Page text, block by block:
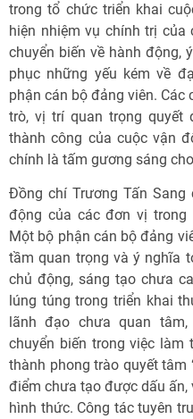
trong tổ chức triển khai
hiện nhiệm vụ chính trị
chuyển biến về hành động,
phục những yếu kém về
phận cán bộ đảng viên. Các
trò, vị trí quan trọng quyết
thành công của cuộc vận
chính là tấm gương sáng
Đồng chí Trương Tấn
động của các đơn vị trong
Một bộ phận cán bộ đảng
tầm quan trọng và ý nghĩa
chủ động, sáng tạo chưa
lúng túng trong triển khai
lãnh đạo chưa quan
chuyển biến trong việc
thành phong trào quyết tâm
điểm chưa tạo được dấu
hình thức. Công tác tuyên